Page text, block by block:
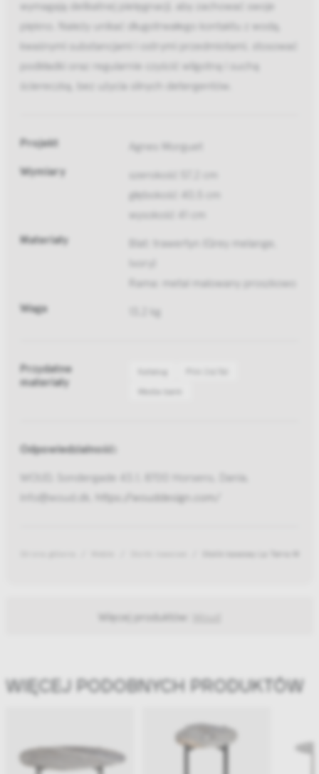
wymagają delikatnej pielęgnacji, aby zachować swoje
piękno. Należy unikać długotrwałego kontaktu z wodą,
kwaśnymi substancjami i ostrymi przedmiotami, stosować
podkładki oraz regularnie czyścić wilgotną i suchą
ściereczką, bez użycia silnych detergentów.
Projekt Agnes Morguet
Wymiary
szerokość 57,2 cm
głębokość 40,5 cm
wysokość 41 cm
Materiały
Blat: trawertyn (Grey melange,
Rama: metal malowany proszkowo
Waga 13,2 kg
Przydatne
materiały
Katalog
Media bank
Odpowiedzialność:
WOUD, Sondergade 43.1, 8700 Horsens, Dania,
info@woud.dk,
https://wouddesign.com/
Więcej produktów:
WIĘCEJ PODOBNYCH PRODUKTÓW